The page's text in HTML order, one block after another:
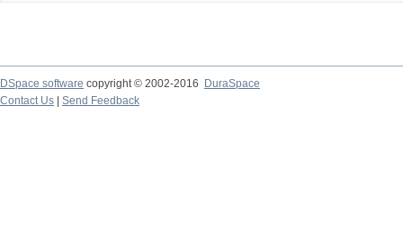
DSpace software copyright © 2002-2016
DuraSpace
Contact Us
Send Feedback